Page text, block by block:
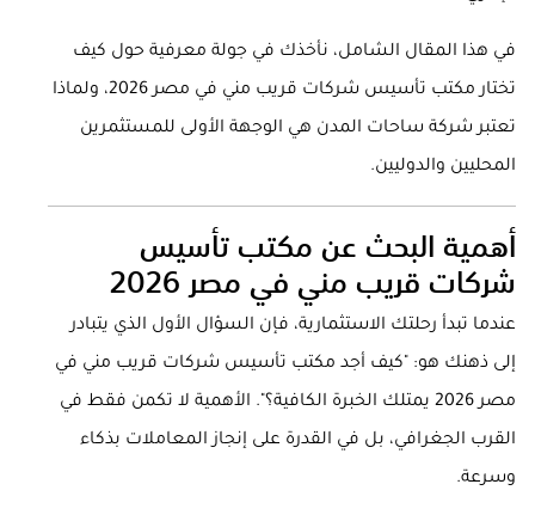
في هذا المقال الشامل، نأخذك في جولة معرفية حول كيف
تختار مكتب تأسيس شركات قريب مني في مصر 2026، ولماذا
تعتبر شركة ساحات المدن هي الوجهة الأولى للمستثمرين
المحليين والدوليين.
أهمية البحث عن مكتب تأسيس
شركات قريب مني في مصر 2026
عندما تبدأ رحلتك الاستثمارية، فإن السؤال الأول الذي يتبادر
إلى ذهنك هو: "كيف أجد مكتب تأسيس شركات قريب مني في
مصر 2026 يمتلك الخبرة الكافية؟". الأهمية لا تكمن فقط في
القرب الجغرافي، بل في القدرة على إنجاز المعاملات بذكاء
وسرعة.